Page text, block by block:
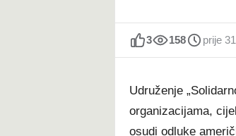
n
n
3 158 prije
Udruženje
organizacijama,
osudi odluke